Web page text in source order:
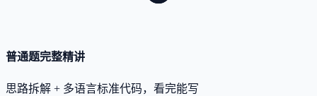
普通题完整精讲
思路拆解 + 多语言标准代码，看完能写